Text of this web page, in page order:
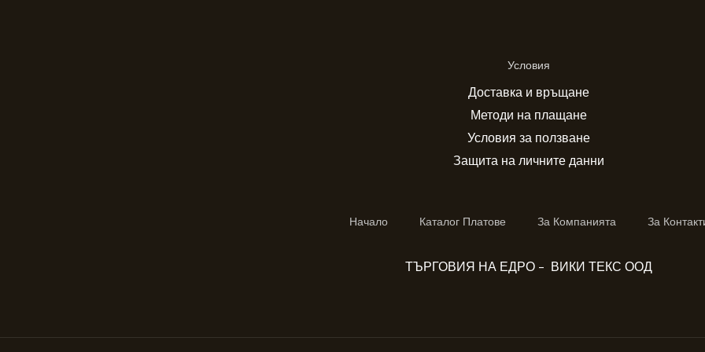
Условия
Доставка и връщане
Методи на плащане
Условия за ползване
Защита на личните данни
Начало Каталог Платове За Компанията За
ТЪРГОВИЯ НА ЕДРО - ВИКИ ТЕКС ООД